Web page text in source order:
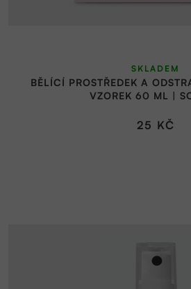
BĚLÍCÍ PROSTŘEDEK A
VZOREK 60 ML |
SKLADEM
25 KČ